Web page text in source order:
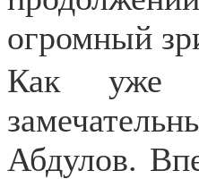
огромный
Как уже
Абдулов.